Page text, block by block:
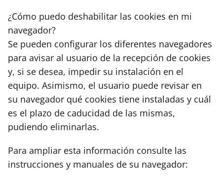
¿Cómo puedo deshabilitar las cookies en mi
navegador?
Se pueden configurar los diferentes navegadores
para avisar al usuario de la recepción de cookies
y, si se desea, impedir su instalación en el
equipo. Asimismo, el usuario puede revisar en
su navegador qué cookies tiene instaladas y cuál
es el plazo de caducidad de las mismas,
pudiendo eliminarlas.
Para ampliar esta información consulte las
instrucciones y manuales de su navegador: